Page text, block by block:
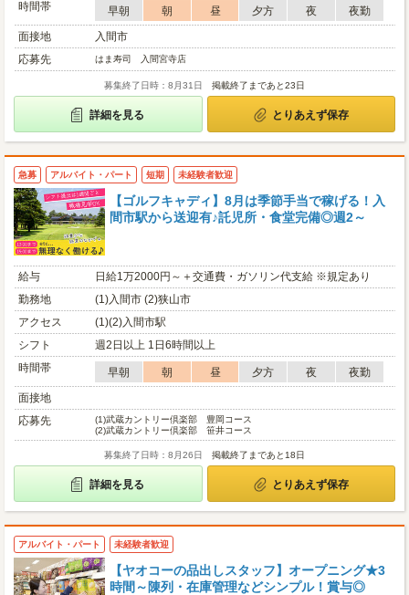
時間帯
早朝 朝 昼 夕方 夜
夜勤
面接地
入間市
応募先
はま寿司 入間宮寺店
募集終了日時：8月31日 掲載終了まであと23日
詳細を見る とりあえず保存
急募 アルバイト・パート 短期 未経験者歓迎
【ゴルフキャディ】8月は季節手当で稼げる！入
間市駅から送迎有♪託児所・食堂完備◎週2～
給与
日給1万2000円～＋交通費・ガソリン代支給 ※規定あり
勤務地
(1)入間市 (2)狭山市
アクセス
(1)(2)入間市駅
シフト
週2日以上 1日6時間以上
時間帯
早朝 朝 昼 夕方 夜
夜勤
面接地
応募先
(1)武蔵カントリー倶楽部 豊岡コース
(2)武蔵カントリー倶楽部 笹井コース
募集終了日時：8月26日 掲載終了まであと18日
詳細を見る とりあえず保存
アルバイト・パート 未経験者歓迎
【ヤオコーの品出しスタッフ】オープニング★3
時間～陳列・在庫管理などシンプル！賞与◎